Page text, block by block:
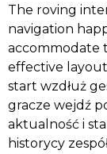
The roving
navigation
accommodate
effective
start wzdłuż
gracze wejdź
aktualność i
historycy